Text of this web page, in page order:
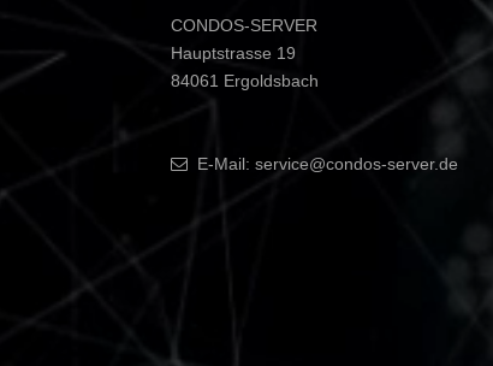
CONDOS-SERVER
Hauptstrasse 19
84061 Ergoldsbach
E-Mail: service@condos-server.de